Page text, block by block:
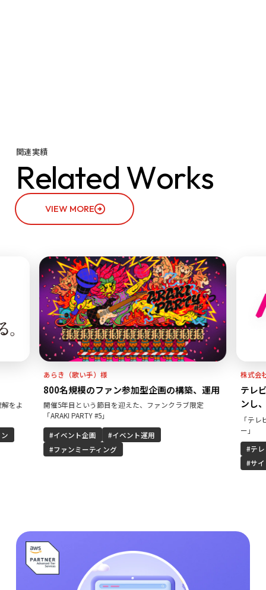
関連実績
RelatedWorks
VIEW MORE
あらき（歌い手）様
800名規模のファン参加型企画の構築、運用
開催5年目という節目を迎えた、ファンクラブ限定
「ARAKI PARTY #5」
イベント企画
イベント運用
ファンミーティング
株式会社テレ
テレビ×デ
ンし、デ
「テレビ朝日
テレビ朝日
サイト運用